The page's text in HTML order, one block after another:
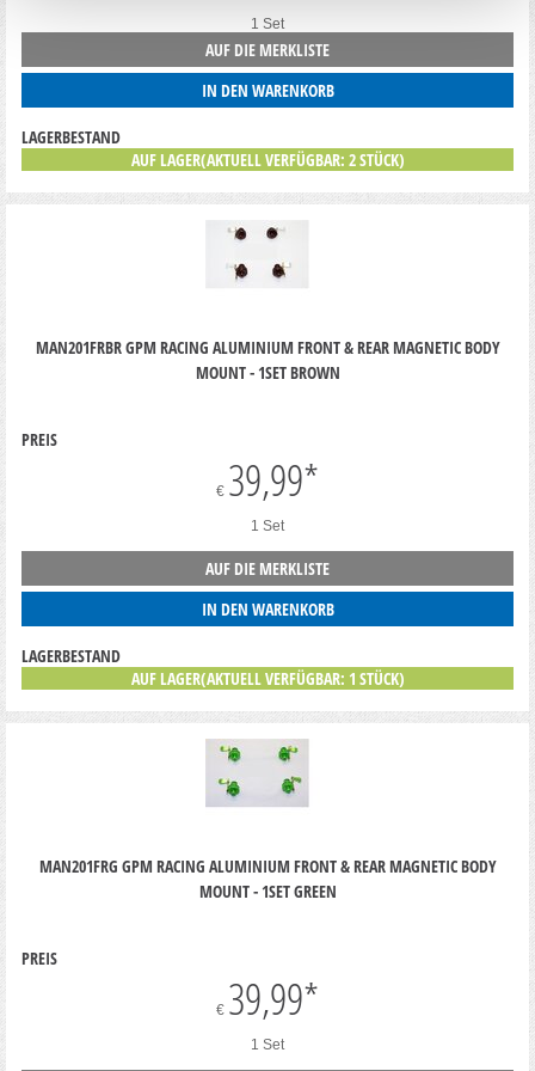
1 Set
AUF DIE MERKLISTE
IN DEN WARENKORB
LAGERBESTAND
AUF LAGER(AKTUELL VERFÜGBAR: 2 STÜCK)
MAN201FRBR GPM RACING ALUMINIUM FRONT & REAR MAGNETIC BODY
MOUNT - 1SET BROWN
PREIS
€ 39,99*
1 Set
AUF DIE MERKLISTE
IN DEN WARENKORB
LAGERBESTAND
AUF LAGER(AKTUELL VERFÜGBAR: 1 STÜCK)
MAN201FRG GPM RACING ALUMINIUM FRONT & REAR MAGNETIC BODY
MOUNT - 1SET GREEN
PREIS
€ 39,99*
1 Set